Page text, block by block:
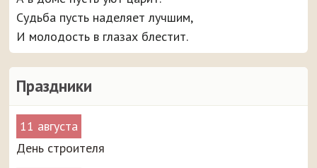
Праздники
11 августа
День строителя
Судьба пусть наделяет лучшим,
И молодость в глазах блестит.